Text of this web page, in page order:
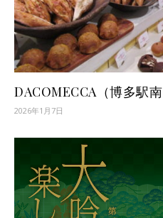
DACOMECCA（博多駅南
2026年1月7日